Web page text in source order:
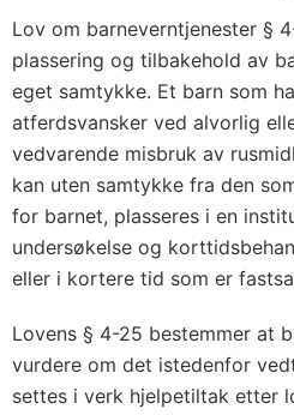
Lov om barneverntjenester §
plassering og tilbakehold av
eget samtykke. Et barn som
atferdsvansker ved alvorlig
vedvarende misbruk av
kan uten samtykke fra den
for barnet, plasseres i en
undersøkelse og
eller i kortere tid som er
Lovens § 4-25 bestemmer at
vurdere om det istedenfor
settes i verk hjelpetiltak etter